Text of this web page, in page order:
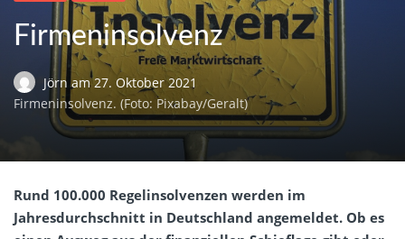
Firmeninsolvenz
Jörn am 27. Oktober 2021
Firmeninsolvenz. (Foto: Pixabay/Geralt)
Rund 100.000 Regelinsolvenzen werden im
Jahresdurchschnitt in Deutschland angemeldet. Ob es